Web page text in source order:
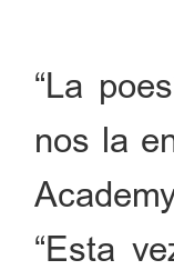
“La
nos la
“Esta